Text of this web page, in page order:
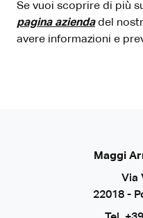
Se vuoi scoprire di più
pagina aziendadel
avere informazioni e
Maggi
Via
22018 -